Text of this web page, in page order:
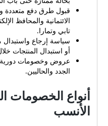
الفيتامينات والمكملات ومنتجات
العناية الطبيعية مصممة لدعم
صحة الأسرة. سياسات توصيل
مرنة ومبردة تضمن وصول
المنتجات بحالة ممتازة حتى
باب المنزل. قبول طرق دفع
متعددة وآمنة تشمل البطاقات
الائتمانية والمحافظ الإلكترونية
وخيارات التقسيط مثل تابي
وتمارا. سياسة إرجاع واستبدال
مرنة تسمح للعملاء باسترجاع
قبول طرق دفع متعددة
الائتمانية والمحافظ
تابي وتمارا.
سياسة إرجاع واستبدال
أو استبدال المنتجات
عروض وخصومات دورية
الجدد والحاليين.
أنواع الخصومات
الأنسب